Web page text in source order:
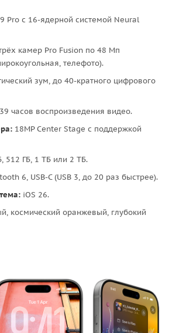
Pro с 16-ядерной системой Neural
камер Pro Fusion по 48 Мп
телефото).
зум, до 40-кратного цифрового
часов воспроизведения видео.
18MP Center Stage с поддержкой
512 ГБ, 1 ТБ или 2 ТБ.
6, USB-C (USB 3, до 20 раз быстрее).
iOS 26.
космический оранжевый, глубокий